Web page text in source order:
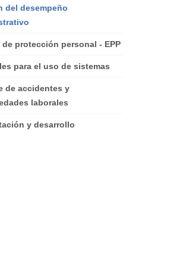
del desempeño
de protección personal - EPP
para el uso de sistemas
de accidentes y
laborales
y desarrollo